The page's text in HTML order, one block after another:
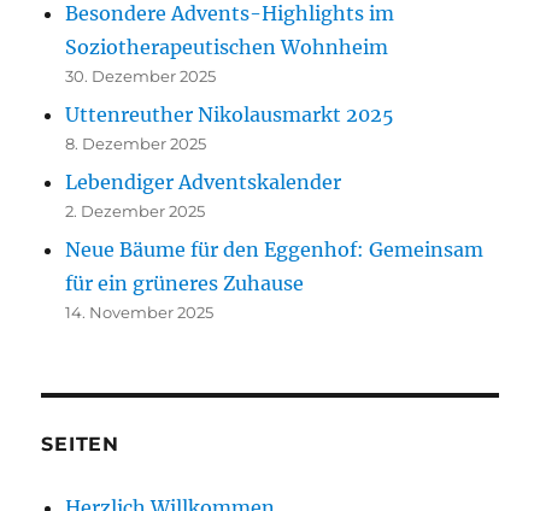
Besondere Advents-Highlights im
Soziotherapeutischen Wohnheim
30. Dezember 2025
Uttenreuther Nikolausmarkt 2025
8. Dezember 2025
Lebendiger Adventskalender
2. Dezember 2025
Neue Bäume für den Eggenhof: Gemeinsam
für ein grüneres Zuhause
14. November 2025
SEITEN